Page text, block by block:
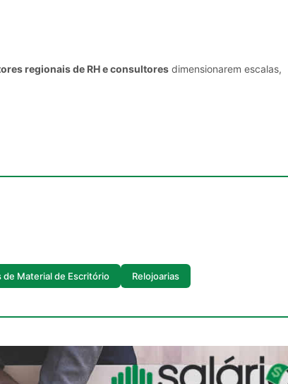
regionais de RH e consultores dimensionarem escalas,
de Material de Escritório Relojoarias